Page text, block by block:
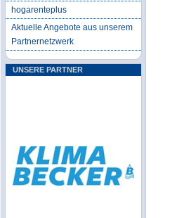
hogarenteplus
Aktuelle Angebote aus unserem
Partnernetzwerk
UNSERE PARTNER